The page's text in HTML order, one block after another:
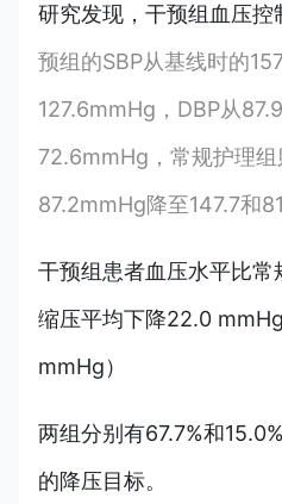
研究发现，干预组血压控
预组的SBP从基线时的
127.6mmHg，DBP从
72.6mmHg，常规护理
87.2mmHg降至147.7和
干预组患者血压水平比常
缩压平均下降22.0
mmHg）
两组分别有67.7%和
的降压目标。